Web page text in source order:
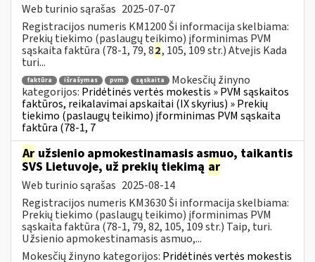
Web turinio sąrašas 2025-07-07
Registracijos numeris KM1200 Ši informacija skelbiama:
Prekių tiekimo (paslaugų teikimo) įforminimas PVM
sąskaita faktūra (78-1, 79, 82, 105, 109 str.) Atvejis Kada
turi...
faktūra išrašymas pvm sąskaita
Mokesčių žinyno
kategorijos: Pridėtinės vertės mokestis » PVM sąskaitos
faktūros, reikalavimai apskaitai (IX skyrius) » Prekių
tiekimo (paslaugų teikimo) įforminimas PVM sąskaita
faktūra (78-1, 7
Ar užsienio apmokestinamasis asmuo, taikantis
SVS Lietuvoje, už prekių tiekimą ar
Web turinio sąrašas 2025-08-14
Registracijos numeris KM3630 Ši informacija skelbiama:
Prekių tiekimo (paslaugų teikimo) įforminimas PVM
sąskaita faktūra (78-1, 79, 82, 105, 109 str.) Taip, turi.
Užsienio apmokestinamasis asmuo,...
Mokesčių žinyno kategorijos: Pridėtinės vertės mokestis